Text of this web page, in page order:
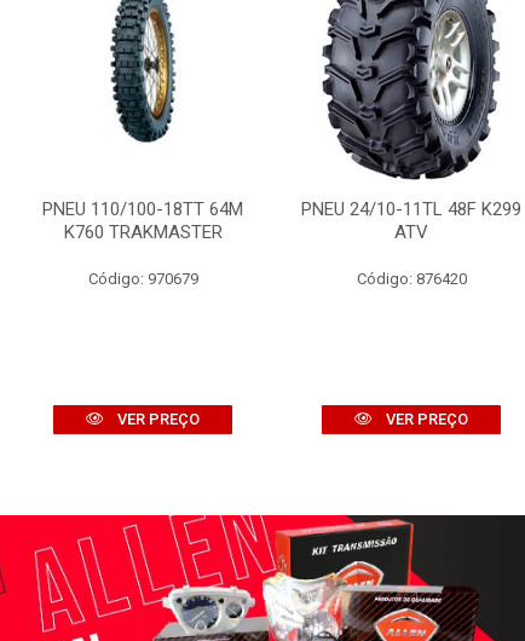
PNEU 110/100-18TT 64M
K760 TRAKMASTER
Código: 970679
VER PREÇO
PNEU 24/10-11TL 48F K299
ATV
Código: 876420
VER PREÇO